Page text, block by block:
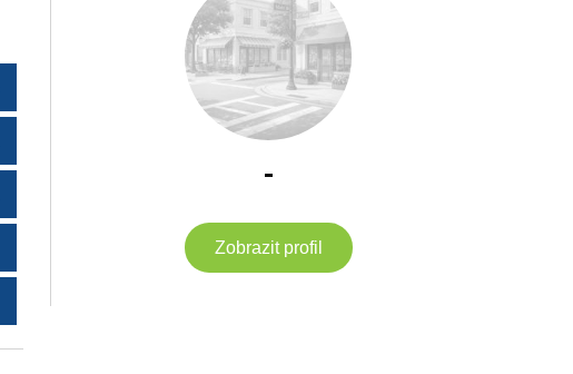
-
Zobrazit profil